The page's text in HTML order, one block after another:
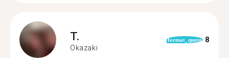
T.
Okazaki
format_quote 8